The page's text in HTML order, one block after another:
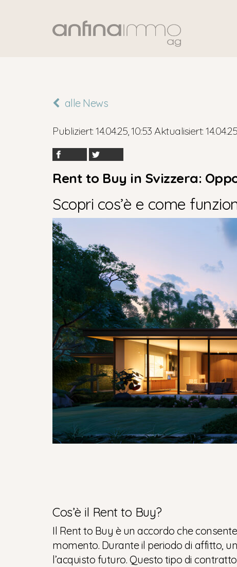
alle News
Publiziert: 14.04.25, 10:53 Aktualisiert:
Rent to Buy in Svizzera:
Scopri cos’è e come
Cos’è il Rent to Buy?
Il Rent to Buy è un accordo che
momento. Durante il periodo di affitto,
l’acquisto futuro. Questo tipo di